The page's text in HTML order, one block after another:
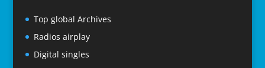
Top global Archives
Radios airplay
Digital singles